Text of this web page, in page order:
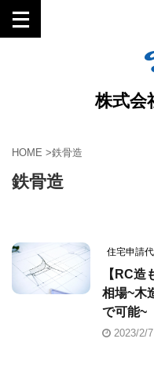
株式会
HOME >鉄骨造
鉄骨造
住宅申請
【RC造
相場~木
で可能~
2023/2/7